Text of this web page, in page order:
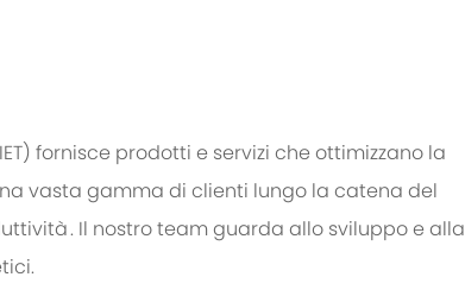
fornisce prodotti e servizi che ottimizzano la
vasta gamma di clienti lungo la catena del
. Il nostro teamguarda allo sviluppo e alla